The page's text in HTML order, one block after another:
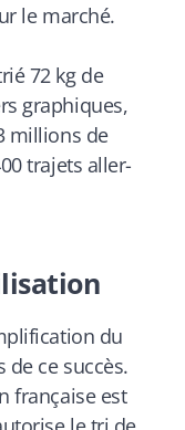
le marché.
72 kg de
graphiques,
millions de
trajets aller-
du
de ce succès.
française est